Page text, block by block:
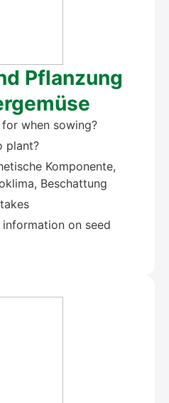
Pflan­zung
when sowing?
plant?
Kom­po­nen­te,
Beschat­tung
on seed